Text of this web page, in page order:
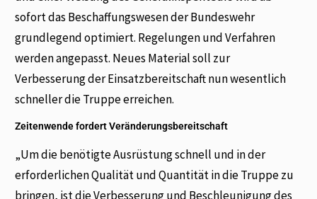
sofort das Beschaffungswesen der Bundeswehr
grundlegend optimiert. Regelungen und Verfahren
werden angepasst. Neues Material soll zur
Verbesserung der Einsatzbereitschaft nun wesentlich
schneller die Truppe erreichen.
Zeitenwende fordert Veränderungsbereitschaft
„Um die benötigte Ausrüstung schnell und in der
erforderlichen Qualität und Quantität in die Truppe zu
bringen, ist die Verbesserung und Beschleunigung des